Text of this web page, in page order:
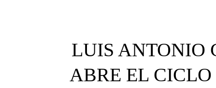
LUIS ANTONIO
ABRE EL